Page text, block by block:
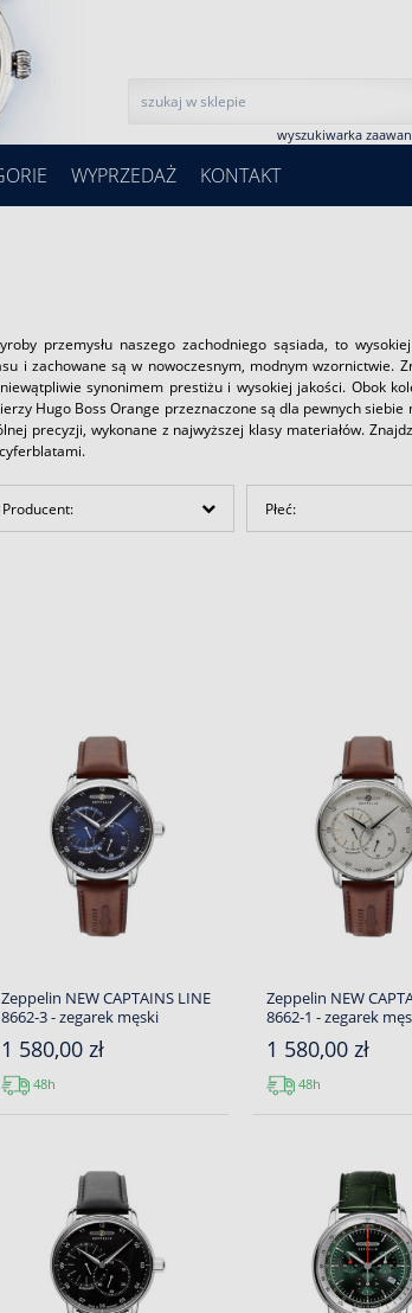
wyszukiwarka
WYPRZEDAŻ KONTAKT
przemysłu naszego zachodniego sąsiada, to
i zachowane są w nowoczesnym, modnym wzornictwie.
synonimem prestiżu i wysokiej jakości. Obok
Hugo Boss Orange przeznaczone są dla pewnych
precyzji, wykonane z najwyższej klasy materiałów.
Producent: Płeć:
Zeppelin NEW CAPTAINS LINE
8662-3 - zegarek męski
1 580,00 zł
48h
Zeppelin NEW
8662-1 - zegarek
1 580,00 zł
48h